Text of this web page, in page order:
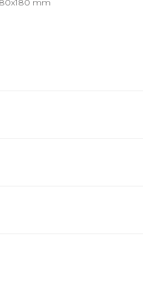
mm